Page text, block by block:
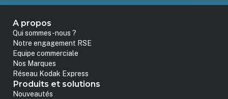
A propos
Qui sommes-nous ?
Notre engagement RSE
Equipe commerciale
Nos Marques
Réseau Kodak Express
Produits et solutions
Nouveautés